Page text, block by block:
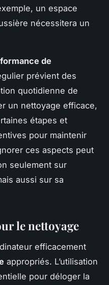
un espace
nécessitera un
de
prévient des
quotidienne de
un nettoyage efficace,
étapes et
pour maintenir
ces aspects peut
seulement sur
aussi sur sa
le nettoyage
efficacement
appropriés. L’utilisation
pour déloger la